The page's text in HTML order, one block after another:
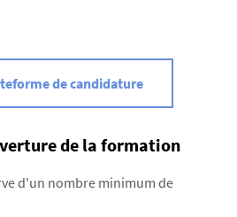
de candidature
de la formation
d'un nombre minimum de